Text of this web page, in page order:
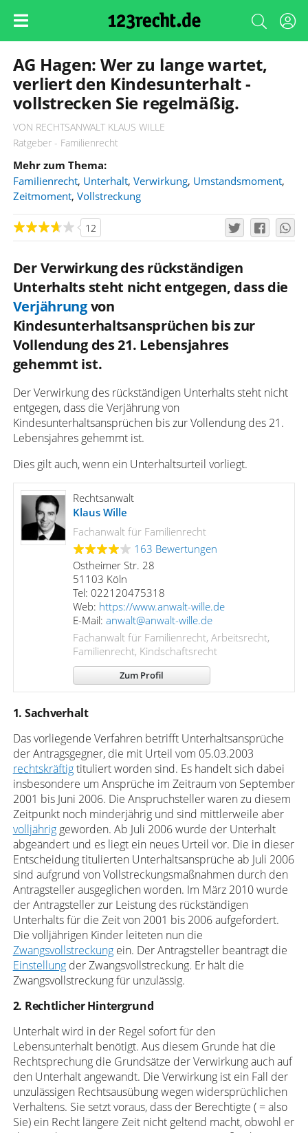
AG Hagen: Wer zu lange wartet,
verliert den Kindesunterhalt -
vollstrecken Sie regelmäßig.
VON RECHTSANWALT KLAUS WILLE
Ratgeber - Familienrecht
Mehr zum Thema:
Familienrecht, Unterhalt, Verwirkung, Umstandsmoment,
Zeitmoment, Vollstreckung
12
Der Verwirkung des rückständigen
Unterhalts steht nicht entgegen, dass die
Verjährungvon
Kindesunterhaltsansprüchen bis zur
Vollendung des 21. Lebensjahres
gehemmt ist.
Der Verwirkung des rückständigen Unterhalts steht nicht
entgegen, dass die Verjährung von
Kindesunterhaltsansprüchen bis zur Vollendung des 21.
Lebensjahres gehemmt ist.
Dies gilt auch, wenn ein Unterhaltsurteil vorliegt.
Rechtsanwalt
Klaus Wille
Fachanwalt für Familienrecht
163 Bewertungen
Ostheimer Str. 28
51103 Köln
Tel: 022120475318
Web: https://www.anwalt-wille.de
E-Mail:anwalt@anwalt-wille.de
Fachanwalt für Familienrecht, Arbeitsrecht,
Familienrecht, Kindschaftsrecht
Zum Profil
1. Sachverhalt
Das vorliegende Verfahren betrifft Unterhaltsansprüche
der Antragsgegner, die mit Urteil vom 05.03.2003
rechtskräftigtituliert worden sind. Es handelt sich dabei
insbesondere um Ansprüche im Zeitraum von September
2001 bis Juni 2006. Die Anspruchsteller waren zu diesem
Zeitpunkt noch minderjährig und sind mittlerweile aber
volljähriggeworden. Ab Juli 2006 wurde der Unterhalt
abgeändert und es liegt ein neues Urteil vor. Die in dieser
Entscheidung titulierten Unterhaltsansprüche ab Juli 2006
sind aufgrund von Vollstreckungsmaßnahmen durch den
Antragsteller ausgeglichen worden. Im März 2010 wurde
der Antragsteller zur Leistung des rückständigen
Unterhalts für die Zeit von 2001 bis 2006 aufgefordert.
Die volljährigen Kinder leiteten nun die
Zwangsvollstreckungein. Der Antragsteller beantragt die
Einstellungder Zwangsvollstreckung. Er hält die
Zwangsvollstreckung für unzulässig.
2. Rechtlicher Hintergrund
Unterhalt wird in der Regel sofort für den
Lebensunterhalt benötigt. Aus diesem Grunde hat die
Rechtsprechung die Grundsätze der Verwirkung auch auf
den Unterhalt angewandt. Die Verwirkung ist ein Fall der
unzulässigen Rechtsausübung wegen widersprüchlichen
Verhaltens. Sie setzt voraus, dass der Berechtigte ( = also
Sie) ein Recht längere Zeit nicht geltend macht, obwohl er